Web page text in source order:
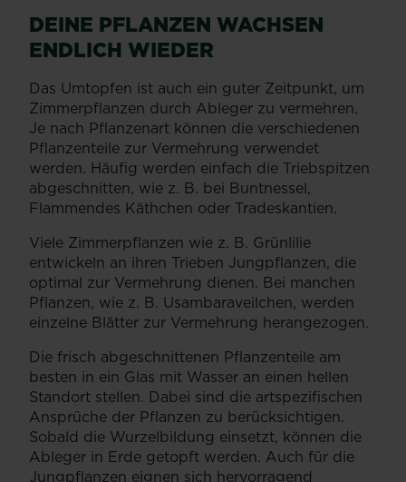
DEINE PFLANZEN WACHSEN
ENDLICH WIEDER
Das Umtopfen ist auch ein guter Zeitpunkt, um
Zimmerpflanzen durch Ableger zu vermehren.
Je nach Pflanzenart können die verschiedenen
Pflanzenteile zur Vermehrung verwendet
werden. Häufig werden einfach die Triebspitzen
abgeschnitten, wie z. B. bei Buntnessel,
Flammendes Käthchen oder Tradeskantien.
Viele Zimmerpflanzen wie z. B. Grünlilie
entwickeln an ihren Trieben Jungpflanzen, die
optimal zur Vermehrung dienen. Bei manchen
Pflanzen, wie z. B. Usambaraveilchen, werden
einzelne Blätter zur Vermehrung herangezogen.
Die frisch abgeschnittenen Pflanzenteile am
besten in ein Glas mit Wasser an einen hellen
Standort stellen. Dabei sind die artspezifischen
Ansprüche der Pflanzen zu berücksichtigen.
Sobald die Wurzelbildung einsetzt, können die
Ableger in Erde getopft werden. Auch für die
Jungpflanzen eignen sich hervorragend